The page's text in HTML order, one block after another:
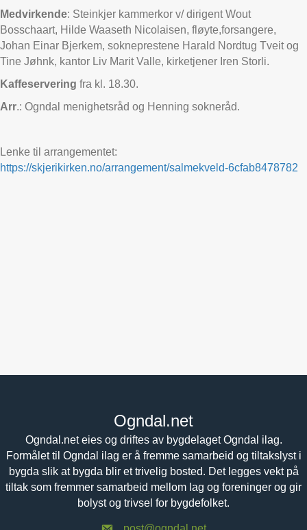
Medvirkende: Steinkjer kammerkor v/ dirigent Wout
Bosschaart, Hilde Waaseth Nicolaisen, fløyte,forsangere,
Johan Einar Bjerkem, sokneprestene Harald Nordtug Tveit og
Tine Jøhnk, kantor Liv Marit Valle, kirketjener Iren Storli.
Kaffeservering fra kl. 18.30.
Arr.: Ogndal menighetsråd og Henning sokneråd.
Lenke til arrangementet:
https://skjerikirken.no/arrangement/salmekveld-6cfab8478782
Ogndal.net
Ogndal.net eies og driftes av bygdelaget Ogndal ilag.
Formålet til Ogndal ilag er å fremme samarbeid og tiltakslyst i
bygda slik at bygda blir et trivelig bosted. Det legges vekt på
tiltak som fremmer samarbeid mellom lag og foreninger og gir
bolyst og trivsel for bygdefolket.